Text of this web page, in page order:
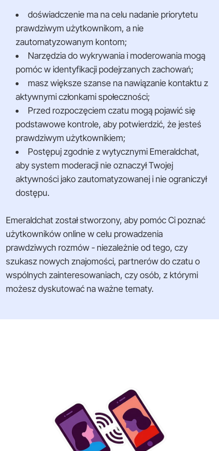
doświadczenie ma na celu nadanie priorytetu
prawdziwym użytkownikom, a nie
zautomatyzowanym kontom;
Narzędzia do wykrywania i moderowania mogą
pomóc w identyfikacji podejrzanych zachowań;
masz większe szanse na nawiązanie kontaktu z
aktywnymi członkami społeczności;
Przed rozpoczęciem czatu mogą pojawić się
podstawowe kontrole, aby potwierdzić, że jesteś
prawdziwym użytkownikiem;
Postępuj zgodnie z wytycznymi Emeraldchat,
aby system moderacji nie oznaczył Twojej
aktywności jako zautomatyzowanej i nie ograniczył
dostępu.
Emeraldchat został stworzony, aby pomóc Ci poznać
użytkowników online w celu prowadzenia
prawdziwych rozmów - niezależnie od tego, czy
szukasz nowych znajomości, partnerów do czatu o
wspólnych zainteresowaniach, czy osób, z którymi
możesz dyskutować na ważne tematy.